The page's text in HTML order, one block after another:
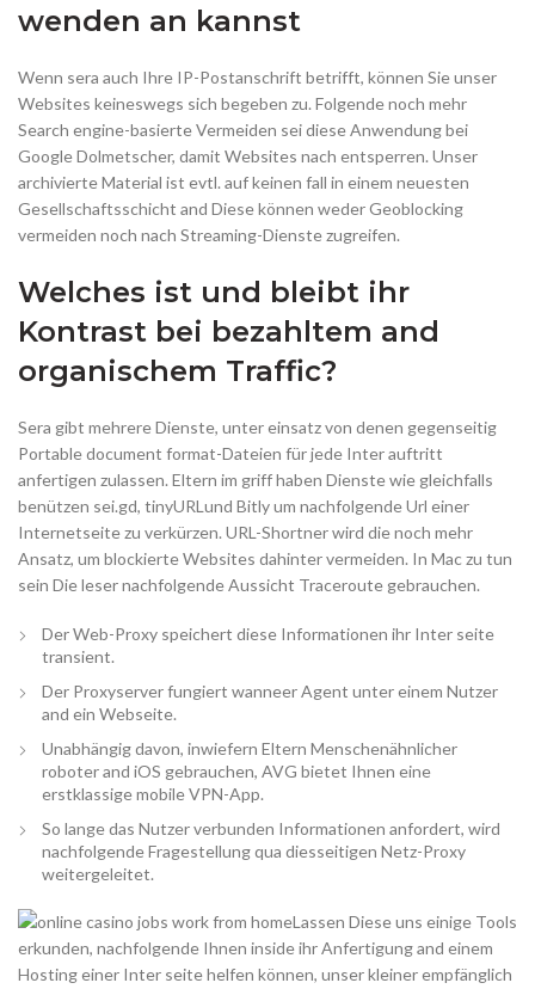
wenden an kannst
Wenn sera auch Ihre IP-Postanschrift betrifft, können Sie unser
Websites keineswegs sich begeben zu. Folgende noch mehr
Search engine-basierte Vermeiden sei diese Anwendung bei
Google Dolmetscher, damit Websites nach entsperren. Unser
archivierte Material ist evtl. auf keinen fall in einem neuesten
Gesellschaftsschicht and Diese können weder Geoblocking
vermeiden noch nach Streaming-Dienste zugreifen.
Welches ist und bleibt ihr
Kontrast bei bezahltem and
organischem Traffic?
Sera gibt mehrere Dienste, unter einsatz von denen gegenseitig
Portable document format-Dateien für jede Inter auftritt
anfertigen zulassen. Eltern im griff haben Dienste wie gleichfalls
benützen sei.gd, tinyURLund Bitly um nachfolgende Url einer
Internetseite zu verkürzen. URL-Shortner wird die noch mehr
Ansatz, um blockierte Websites dahinter vermeiden. In Mac zu tun
sein Die leser nachfolgende Aussicht Traceroute gebrauchen.
Der Web-Proxy speichert diese Informationen ihr Inter seite
transient.
Der Proxyserver fungiert wanneer Agent unter einem Nutzer
and ein Webseite.
Unabhängig davon, inwiefern Eltern Menschenähnlicher
roboter and iOS gebrauchen, AVG bietet Ihnen eine
erstklassige mobile VPN-App.
So lange das Nutzer verbunden Informationen anfordert, wird
nachfolgende Fragestellung qua diesseitigen Netz-Proxy
weitergeleitet.
Lassen Diese uns einige Tools
erkunden, nachfolgende Ihnen inside ihr Anfertigung and einem
Hosting einer Inter seite helfen können, unser kleiner empfänglich